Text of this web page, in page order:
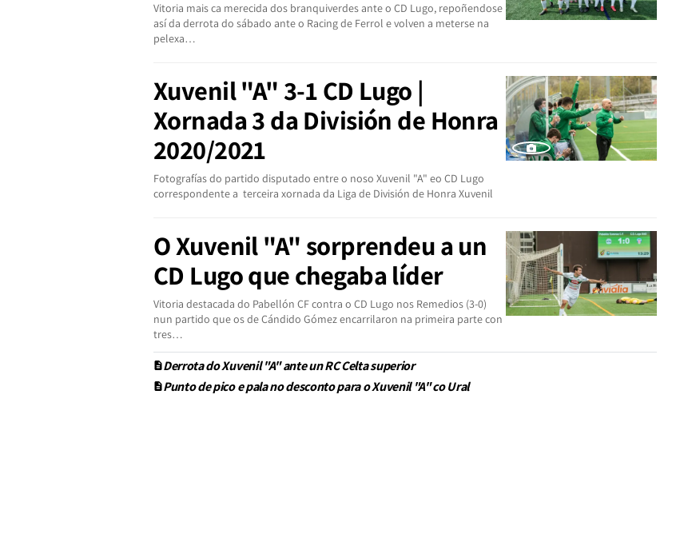
Vitoria mais ca merecida dos branquiverdes ante o CD Lugo, repoñendose
así da derrota do sábado ante o Racing de Ferrol e volven a meterse na
pelexa…
Xuvenil "A" 3-1 CD Lugo |
Xornada 3 da División de Honra
2020/2021
Fotografías do partido disputado entre o noso Xuvenil "A" eo CD Lugo
correspondente a terceira xornada da Liga de División de Honra Xuvenil
O Xuvenil "A" sorprendeu a un
CD Lugo que chegaba líder
Vitoria destacada do Pabellón CF contra o CD Lugo nos Remedios (3-0)
nun partido que os de Cándido Gómez encarrilaron na primeira parte con
tres…
Derrota do Xuvenil "A" ante un RC Celta superior
Punto de pico e pala no desconto para o Xuvenil "A" co Ural